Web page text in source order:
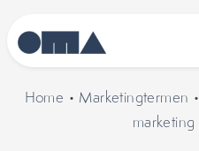
Home • Marketingtermen •
marketing